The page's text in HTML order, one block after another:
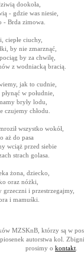
dookoła,
- gdzie was niesie,
- Brda zimowa.
ciepłe ciuchy,
by nie zmarznąć,
by za chwilę,
z wodniacką bracią.
jak to cudnie,
w południe,
bryły lodu,
czujemy chłodu.
wszystko wokół,
aż do pasa
wciąż przed siebie
strach golasa.
żona, dziecko,
oraz nóżki,
grzeczni i przestrzegajmy,
i mamuśki.
MZSKnB, którzy są w
autorstwa kol.
prosimy o kontakt